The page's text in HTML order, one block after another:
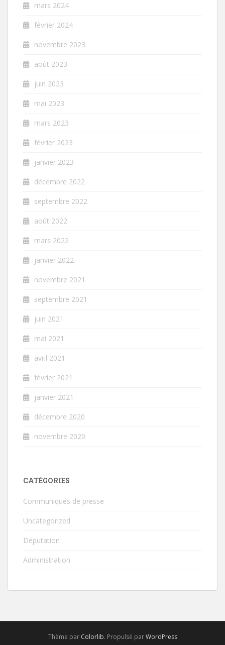
mars 2024
février 2024
novembre 2023
août 2023
juin 2023
mai 2023
mars 2023
février 2023
janvier 2023
décembre 2022
septembre 2022
août 2022
mars 2022
janvier 2022
novembre 2021
septembre 2021
juin 2021
mai 2021
avril 2021
février 2021
janvier 2021
décembre 2020
novembre 2020
CATÉGORIES
Communiqués de presse
Uncategorized
Députation
Administration
Thème par Colorlib. Propulsé parWordPress